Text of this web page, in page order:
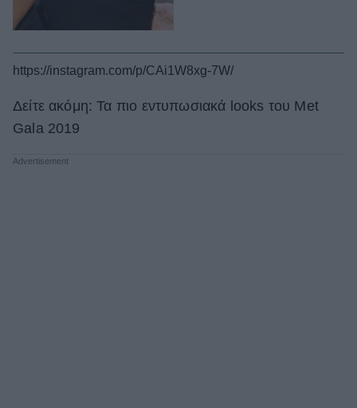
https://instagram.com/p/CAi1W8xg-7W/
Δείτε ακόμη: Τα πιο εντυπωσιακά looks του Met
Gala 2019